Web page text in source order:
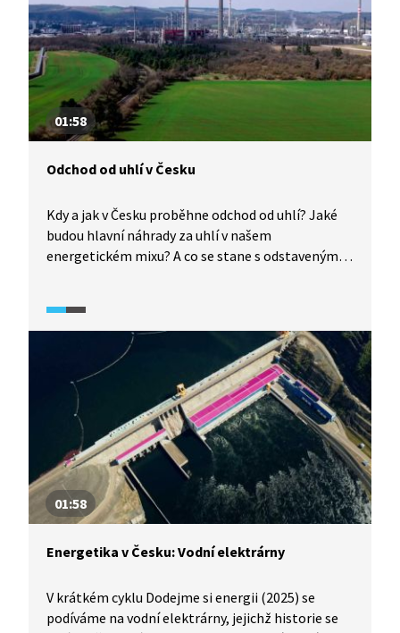
01:58
Odchod od uhlí v Česku
Kdy a jak v Česku proběhne odchod od uhlí? Jaké
budou hlavní náhrady za uhlí v našem
energetickém mixu? A co se stane s odstavenými
Petr Binhack z ministerstva průmyslu a obchodu.
01:58
Energetika v Česku: Vodní elektrárny
V krátkém cyklu Dodejme si energii (2025) se
podíváme na vodní elektrárny, jejichž historie se